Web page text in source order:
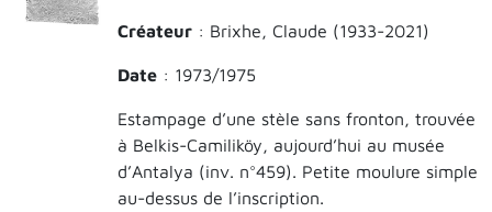
Créateur : Brixhe, Claude (1933-2021)
Date : 1973/1975
Estampage d’une stèle sans fronton, trouvée
à Belkis-Camiliköy, aujourd’hui au musée
d’Antalya (inv. n°459). Petite moulure simple
au-dessus de l’inscription.